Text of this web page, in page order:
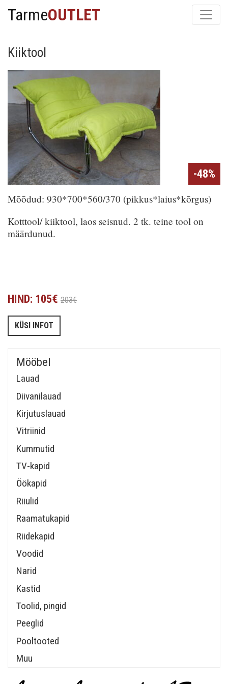
TarmeOUTLET
Mööbel
Lauad
Diivanilauad
Kirjutuslauad
Vitriinid
Kummutid
TV-kapid
Öökapid
Riiulid
Raamatukapid
Riidekapid
Voodid
Narid
Kastid
Toolid, pingid
Peeglid
Pooltooted
Muu
Kiiktool
-48%
Mõõdud: 930*700*560/370 (pikkus*laius*kõrgus)
Kotttool/ kiiktool, laos seisnud. 2 tk. teine tool on
määrdunud.
HIND: 105€ 203€
KÜSI INFOT